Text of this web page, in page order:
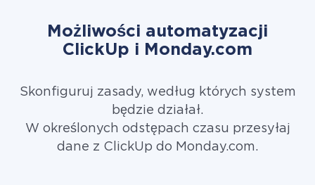
Możliwości automatyzacji
ClickUp i Monday.com
Skonfiguruj zasady, według których system
będzie działał.
W określonych odstępach czasu przesyłaj
dane z ClickUp do Monday.com.